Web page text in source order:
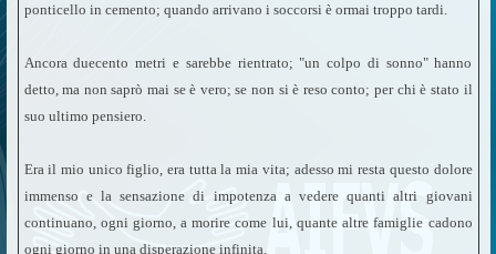
ponticello in cemento; quando arrivano i soccorsi è ormai troppo tardi.
Ancora duecento metri e sarebbe rientrato; "un colpo di sonno" hanno
detto, ma non saprò mai se è vero; se non si è reso conto; per chi è stato il
suo ultimo pensiero.
Era il mio unico figlio, era tutta la mia vita; adesso mi resta questo dolore
immenso e la sensazione di impotenza a vedere quanti altri giovani
continuano, ogni giorno, a morire come lui, quante altre famiglie cadono
ogni giorno in una disperazione infinita.